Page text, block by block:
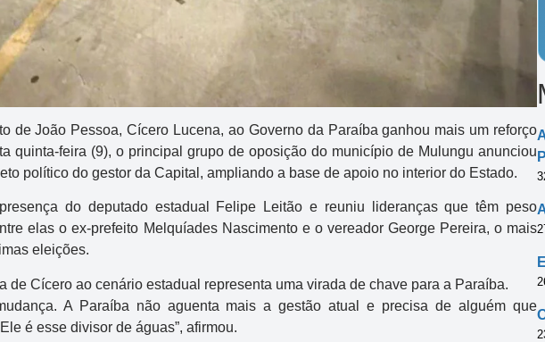
de João Pessoa, Cícero Lucena, ao Governo da Paraíba ganhou mais um reforço
quinta-feira (9), o principal grupo de oposição do município de Mulungu anunciou
político do gestor da Capital, ampliando a base de apoio no interior do Estado.
do deputado estadual Felipe Leitão e reuniu lideranças que têm peso
elas o ex-prefeito Melquíades Nascimento e o vereador George Pereira, o mais
eleições.
de Cícero ao cenário estadual representa uma virada de chave para a Paraíba.
A Paraíba não aguenta mais a gestão atual e precisa de alguém que
é esse divisor de águas”, afirmou.